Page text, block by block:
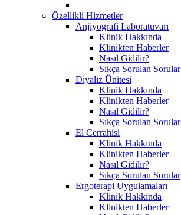
Özellikli Hizmetler
Anjiyografi Laboratuvarı
Klinik Hakkında
Klinikten Haberler
Nasıl Gidilir?
Sıkça Sorulan Sorular
Diyaliz Ünitesi
Klinik Hakkında
Klinikten Haberler
Nasıl Gidilir?
Sıkça Sorulan Sorular
El Cerrahisi
Klinik Hakkında
Klinikten Haberler
Nasıl Gidilir?
Sıkça Sorulan Sorular
Ergoterapi Uygulamaları
Klinik Hakkında
Klinikten Haberler